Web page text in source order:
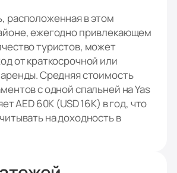
расположенная в этом
ежегодно привлекающем
туристов, может
от краткосрочной или
Средняя стоимость
с одной спальней на Yas
AED 60K (USD 16K) в год, что
на доходность в